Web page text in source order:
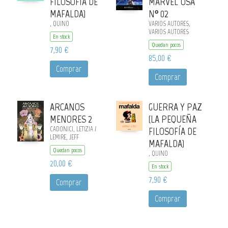
MAFALDA)
, QUINO
En stock
7,90 €
Comprar
Nº 02
VARIOS AUTORES,
VARIOS AUTORES
Quedan pocos
85,00 €
Comprar
ARCANOS
MENORES 2
CADONICI, LETIZIA /
LEMIRE, JEFF
Quedan pocos
20,00 €
Comprar
GUERRA Y PAZ
(LA PEQUEÑA
FILOSOFÍA DE
MAFALDA)
, QUINO
En stock
7,90 €
Comprar